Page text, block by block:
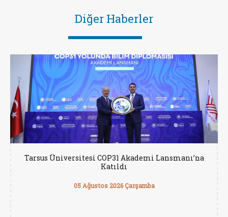
Diğer Haberler
Tarsus Üniversitesi COP31 Akademi Lansmanı’na
Katıldı
05 Ağustos 2026 Çarşamba